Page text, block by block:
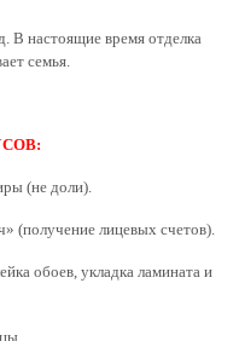
В настоящие время отделка
семья.
(не доли).
(получение лицевых счетов).
обоев, укладка ламината и